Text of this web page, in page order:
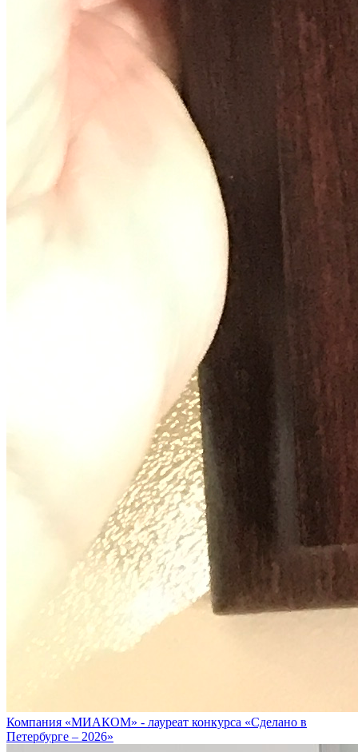
Компания «МИАКОМ» - лауреат конкурса «Сделано в
Петербурге – 2026»